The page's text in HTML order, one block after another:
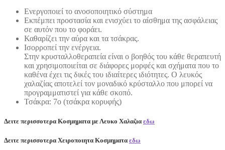
Ενεργοποιεί το ανοσοποιητικό σύστημα
Εκπέμπει προστασία και ενισχύει το αίσθημα της ασφάλειας
σε αυτόν που το φοράει.
Καθαρίζει την αύρα και τα τσάκρας.
Ισορροπεί την ενέργεια.
Στην κρυσταλλοθεραπεία είναι ο βοηθός του κάθε θεραπευτή
και χρησιμοποιείται σε διάφορες μορφές και σχήματα που το
καθένα έχει τις δικές του ιδιαίτερες ιδιότητες. Ο λευκός
χαλαζίας αποτελεί τον μοναδικό κρύσταλλο που μπορεί να
προγραμματιστεί για κάθε σκοπό.
Τσάκρα: 7ο (τσάκρα κορυφής)
Δειτε περισσοτερα Κοσμηματα με Λευκο Χαλαζια εδω
Δειτε περισσοτερα Χειροποιητα Κοσμηματα εδω